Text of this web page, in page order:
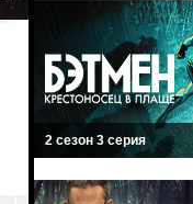
2 сезон 3 серия